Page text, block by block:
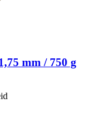
mm / 750 g